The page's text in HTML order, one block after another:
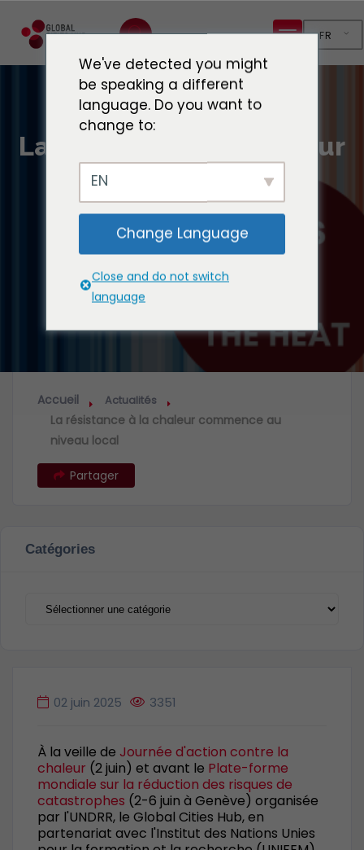
FR
La résistance à la chaleur
commence au niveau
local
Accueil Actualités
La résistance à la chaleur commence au
niveau local
Partager
Catégories
Catégories
02 juin 2025 3351
À la veille de Journée d'action contre la
chaleur (2 juin) et avant le Plate-forme
mondiale sur la réduction des risques de
catastrophes (2-6 juin à Genève) organisée
par l'UNDRR, le Global Cities Hub, en
partenariat avec l'Institut des Nations Unies
We've detected you might
be speaking a different
language. Do you want to
change to:
EN
Change Language
Close and do not switch
language